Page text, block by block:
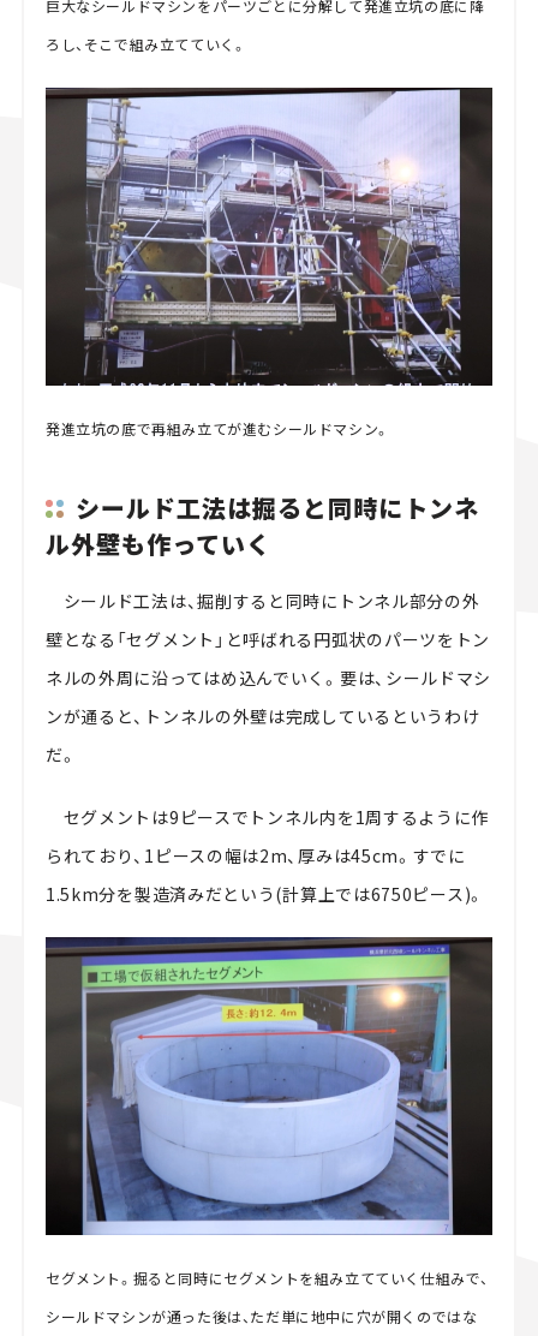
巨大なシールドマシンをパーツごとに分解して発進立坑の底に降
ろし、そこで組み立てていく。
発進立坑の底で再組み立てが進むシールドマシン。
シールド工法は掘ると同時にトンネ
ル外壁も作っていく
シールド工法は、掘削すると同時にトンネル部分の外
壁となる「セグメント」と呼ばれる円弧状のパーツをトン
ネルの外周に沿ってはめ込んでいく。要は、シールドマシ
ンが通ると、トンネルの外壁は完成しているというわけ
だ。
セグメントは9ピースでトンネル内を1周するように作
られており、1ピースの幅は2m、厚みは45cm。すでに
1.5km分を製造済みだという(計算上では6750ピース)。
セグメント。掘ると同時にセグメントを組み立てていく仕組みで、
シールドマシンが通った後は、ただ単に地中に穴が開くのではな